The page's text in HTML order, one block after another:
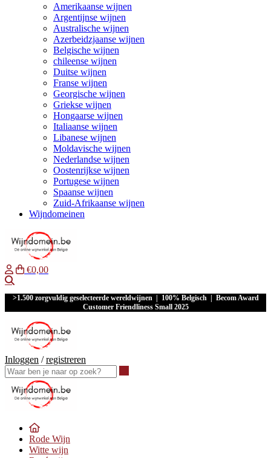
Amerikaanse wijnen
Argentijnse wijnen
Australische wijnen
Azerbeidzjaanse wijnen
Belgische wijnen
chileense wijnen
Duitse wijnen
Franse wijnen
Georgische wijnen
Griekse wijnen
Hongaarse wijnen
Italiaanse wijnen
Libanese wijnen
Moldavische wijnen
Nederlandse wijnen
Oostenrijkse wijnen
Portugese wijnen
Spaanse wijnen
Zuid-Afrikaanse wijnen
Wijndomeinen
€0,00
>1.500 zorgvuldig geselecteerde wereldwijnen | 100% Belgisch | Becom Award
Customer Friendliness Small 2025
Inloggen /registreren
Rode Wijn
Witte wijn